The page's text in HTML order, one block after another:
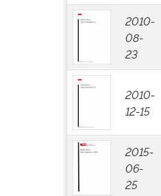
2010-
08-
23
2010-
12-15
2015-
06-
25